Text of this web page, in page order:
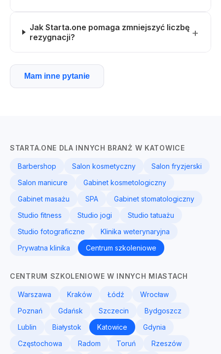
Jak Starta.one pomaga zmniejszyć liczbę
rezygnacji?
Mam inne pytanie
STARTA.ONE DLA INNYCH BRANŻ W KATOWICE
Barbershop Salon kosmetyczny
Salon fryzjerski
Salon manicure
Gabinet kosmetologiczny
Gabinet masażu
SPA
Gabinet stomatologiczny
Studio fitness
Studio jogi
Studio tatuażu
Studio fotograficzne
Klinika weterynaryjna
Prywatna klinika
Centrum szkoleniowe
CENTRUM SZKOLENIOWE W INNYCH MIASTACH
Warszawa Kraków Łódź
Wrocław
Poznań
Gdańsk Szczecin
Bydgoszcz
Lublin
Białystok Katowice
Gdynia
Częstochowa
Radom Toruń Rzeszów